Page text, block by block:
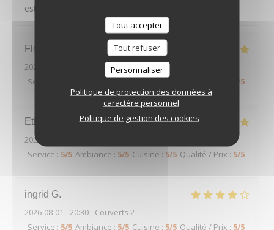
Tout accepter
Tout refuser
Personnaliser
Politique de protection des données à
caractère personnel
Politique de gestion des cookies
est-ce que c’est le même chef de l’année dernière.
Florian
2026-08-01
- 20:45 - Couverts 2
Service
Ambiance:5/5 Cuisine:5 /5
Etienne
2026-08-01
Service : 5/5 Ambiance : 5/5 Cuisine : 5/5 Qualité / Prix : 5/5
ingrid G
2026-08-01 - 20:30 - Couverts 2
Service : 5/5 Ambiance : 5/5 Cuisine : 5/5 Qualité / Prix : 5/5